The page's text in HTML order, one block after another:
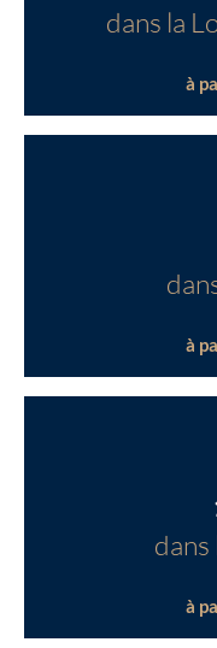
dans la
à
à
dans
à